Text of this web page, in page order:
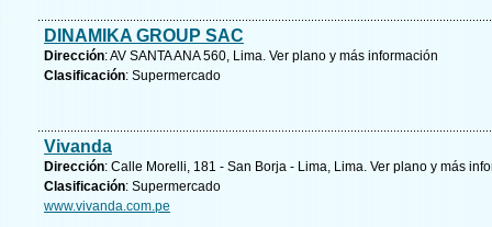
DINAMIKA GROUP SAC
Dirección: AV SANTA ANA 560, Lima. Ver plano y más información
Clasificación: Supermercado
Vivanda
Dirección: Calle Morelli, 181 - San Borja - Lima, Lima. Ver plano y más
Clasificación: Supermercado
www.vivanda.com.pe